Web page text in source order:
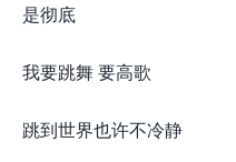
是彻底
我要跳舞 要高歌
跳到世界也许不冷静